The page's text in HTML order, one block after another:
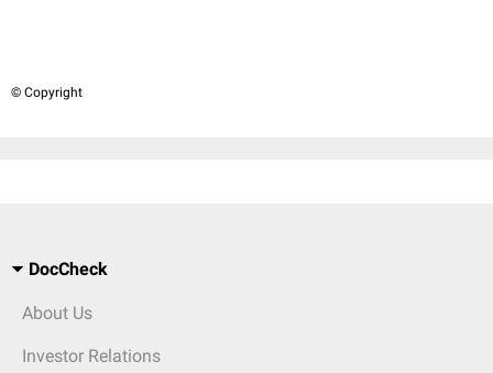
© Copyright
DocCheck
About Us
Investor Relations